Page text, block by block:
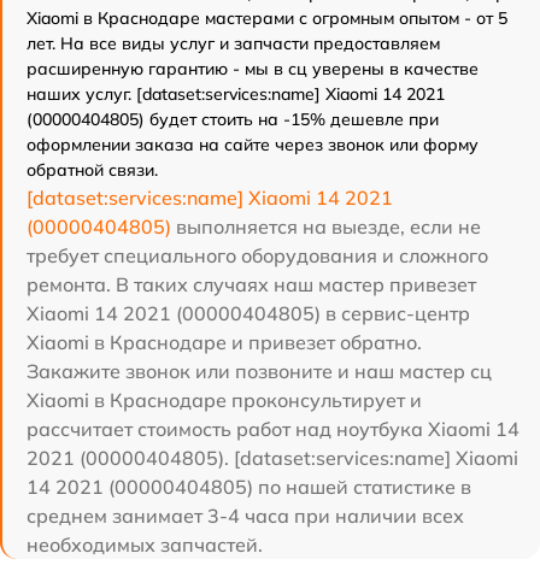
Xiaomi в Краснодаре мастерами с огромным опытом - от 5
лет. На все виды услуг и запчасти предоставляем
расширенную гарантию - мы в сц уверены в качестве
наших услуг. [dataset:services:name] Xiaomi 14 2021
(00000404805) будет стоить на -15% дешевле при
оформлении заказа на сайте через звонок или форму
обратной связи.
[dataset:services:name] Xiaomi 14 2021
(00000404805) выполняется на выезде, если не
требует специального оборудования и сложного
ремонта. В таких случаях наш мастер привезет
Xiaomi 14 2021 (00000404805) в сервис-центр
Xiaomi в Краснодаре и привезет обратно.
Закажите звонок или позвоните и наш мастер сц
Xiaomi в Краснодаре проконсультирует и
рассчитает стоимость работ над ноутбука Xiaomi 14
2021 (00000404805). [dataset:services:name] Xiaomi
14 2021 (00000404805) по нашей статистике в
среднем занимает 3-4 часа при наличии всех
необходимых запчастей.